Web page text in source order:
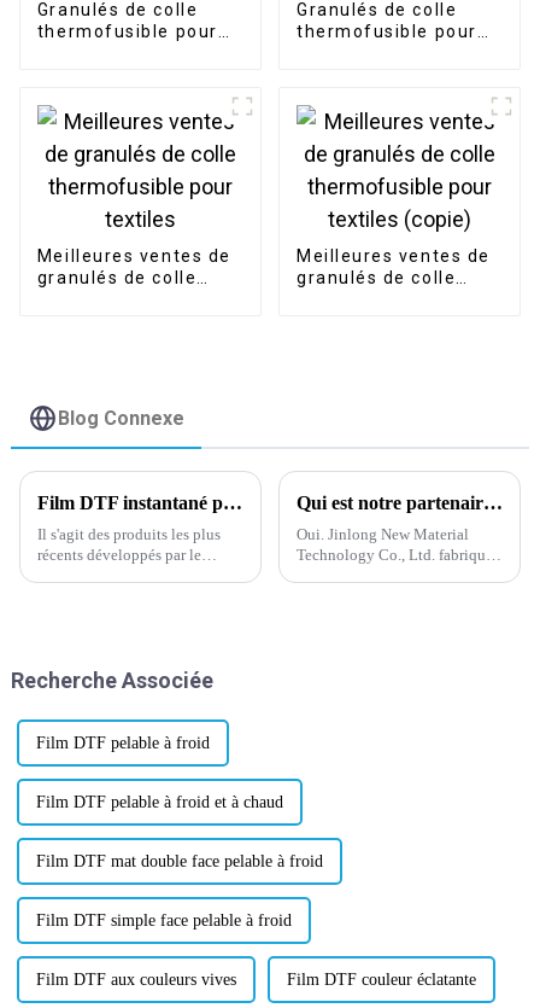
Granulés de colle
thermofusible pour
Granulés de colle
thermofusible pour
Meilleures ventes de
granulés de colle
Meilleures ventes de
granulés de colle
Blog Connexe
Film DTF instantané pelable à chaud pour impression numérique.
Il s'agit des produits les plus
récents développés par le
de taille 75/100u* 60cm*10m,
Qui est notre partenaire de travail ?
Oui. Jinlong New Material
Technology Co., Ltd. fabrique
Recherche Associée
Film DTF pelable à froid
Film DTF pelable à froid et à chaud
Film DTF mat double face pelable à froid
Film DTF simple face pelable à froid
Film DTF aux couleurs vives Film DTF couleur éclatante